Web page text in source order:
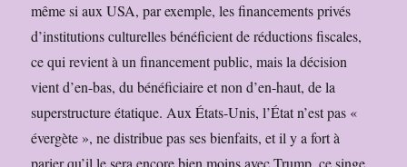
même si aux USA, par exemple, les financements privés
d’institutions culturelles bénéficient de réductions fiscales,
ce qui revient à un financement public, mais la décision
vient d’en-bas, du bénéficiaire et non d’en-haut, de la
superstructure étatique. Aux États-Unis, l’État n’est pas «
évergète », ne distribue pas ses bienfaits, et il y a fort à